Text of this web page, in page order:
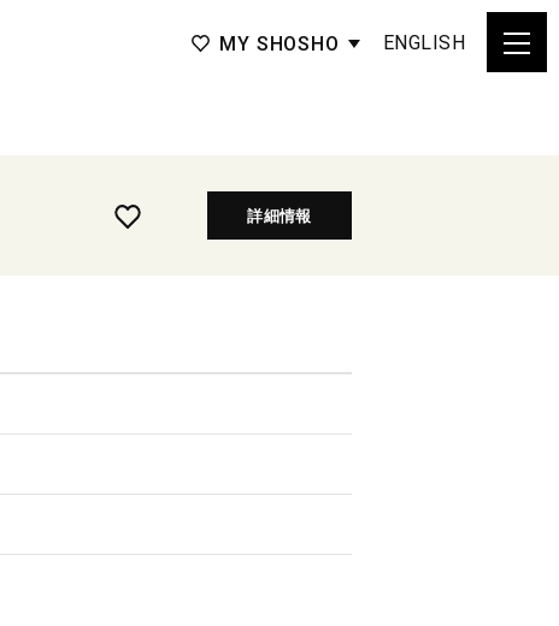
MY SHOSHO ENGLISH
詳細情報